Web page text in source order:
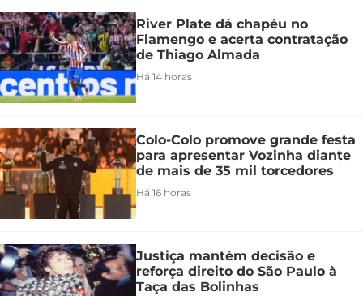
River Plate dá chapéu no
Flamengo e acerta contratação
de Thiago Almada
Há 14 horas
Colo-Colo promove grande festa
para apresentar Vozinha diante
de mais de 35 mil torcedores
Há 16 horas
Justiça mantém decisão e
reforça direito do São Paulo à
Taça das Bolinhas